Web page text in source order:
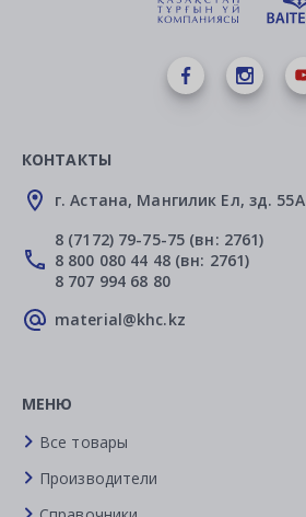
КОНТАКТЫ
г. Астана, Мангилик Ел, зд. 55А
8 (7172) 79-75-75 (вн: 2761)
8 800 080 44 48 (вн: 2761)
8 707 994 68 80
material@khc.kz
МЕНЮ
Все товары
Производители